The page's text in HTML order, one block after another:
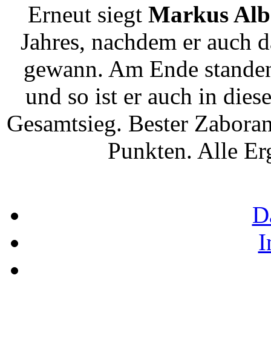
Erneut siegt Markus
Jahres, nachdem er auch
gewann. Am Ende
und so ist er auch in
Gesamtsieg. Bester
Punkten. Alle